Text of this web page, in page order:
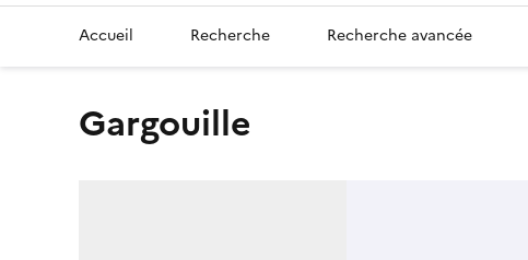
Accueil Recherche Recherche avancée
Gargouille